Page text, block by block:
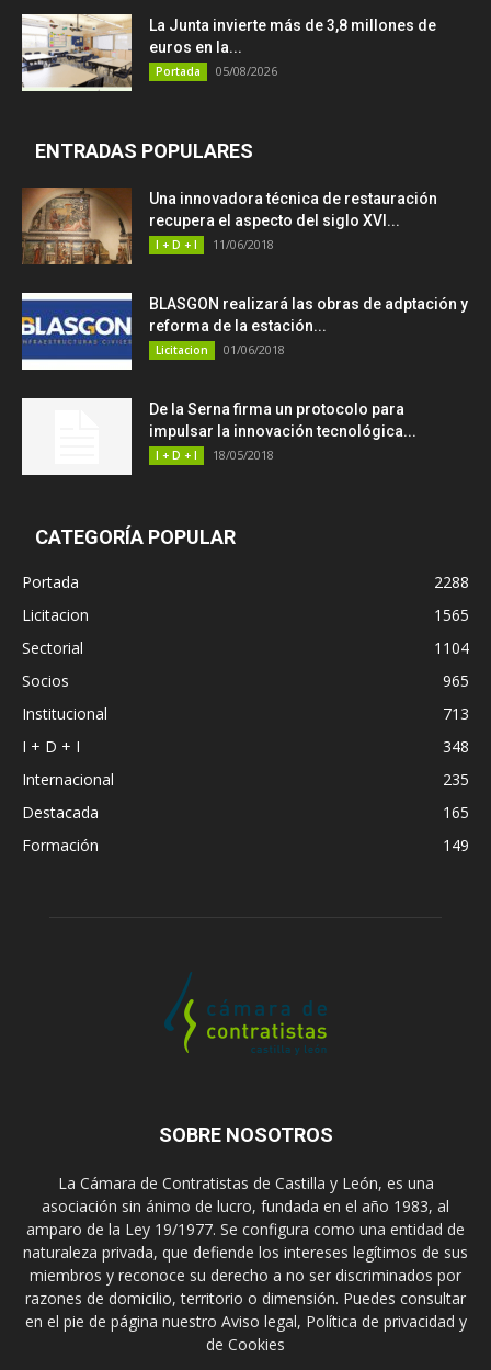
La Junta invierte más de 3,8 millones de
euros en la...
Portada 05/08/2026
ENTRADAS POPULARES
Una innovadora técnica de restauración
recupera el aspecto del siglo XVI...
I + D + I 11/06/2018
BLASGON realizará las obras de adptación y
reforma de la estación...
Licitacion 01/06/2018
De la Serna firma un protocolo para
impulsar la innovación tecnológica...
I + D + I 18/05/2018
CATEGORÍA POPULAR
Portada
2288
Licitacion
1565
Sectorial
1104
Socios
965
Institucional
713
I + D + I
348
Internacional
235
Destacada
165
Formación
149
SOBRE NOSOTROS
La Cámara de Contratistas de Castilla y León, es una
asociación sin ánimo de lucro, fundada en el año 1983, al
amparo de la Ley 19/1977. Se configura como una entidad de
naturaleza privada, que defiende los intereses legítimos de sus
miembros y reconoce su derecho a no ser discriminados por
razones de domicilio, territorio o dimensión. Puedes consultar
en el pie de página nuestro Aviso legal, Política de privacidad y
de Cookies